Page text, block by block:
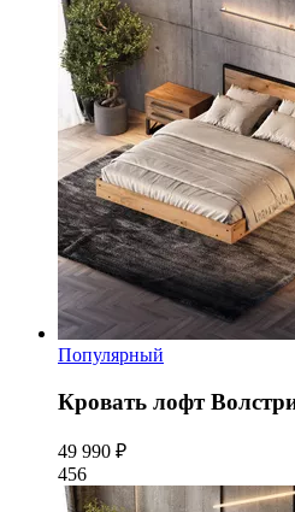
Популярный
Кровать лофт
49 990 ₽
456